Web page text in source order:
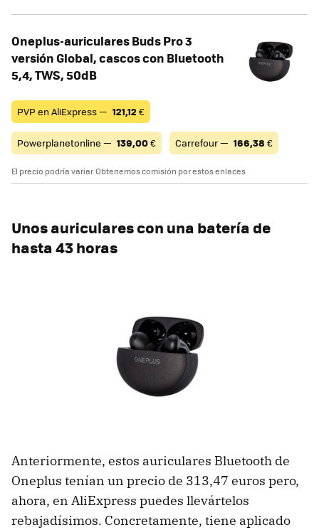
Oneplus-auriculares Buds Pro 3
versión Global, cascos con Bluetooth
5,4, TWS, 50dB
PVP en AliExpress — 121,12 €
Powerplanetonline — 139,00€ Carrefour — 166,38 €
El precio podría variar. Obtenemos comisión por estos enlaces
Unos auriculares con una batería de
hasta 43 horas
Anteriormente, estos auriculares Bluetooth de
Oneplus tenían un precio de 313,47 euros pero,
ahora, en AliExpress puedes llevártelos
rebajadísimos. Concretamente, tiene aplicado